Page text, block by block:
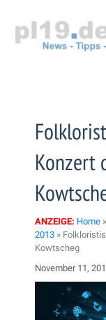
springen
Konzert
ANZEIGE: Home »
2013 »
Kowtscheg
November 11,